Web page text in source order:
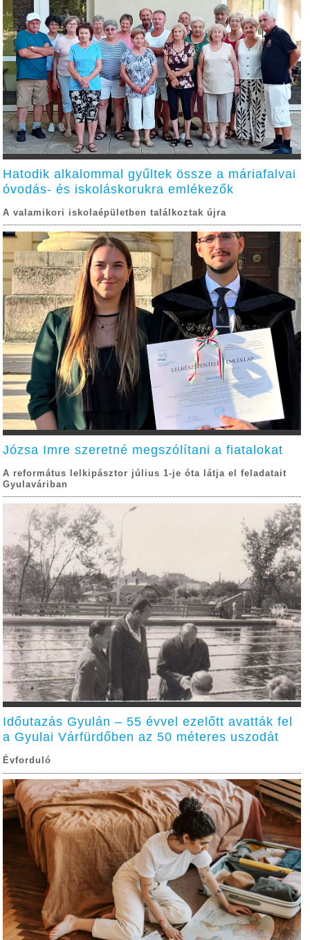
Hatodik alkalommal gyűltek össze a máriafalvai
óvodás- és iskoláskorukra emlékezők
A valamikori iskolaépületben találkoztak újra
Józsa Imre szeretné megszólítani a fiatalokat
A református lelkipásztor július 1-je óta látja el feladatait
Gyulaváriban
Időutazás Gyulán – 55 évvel ezelőtt avatták fel
a Gyulai Várfürdőben az 50 méteres uszodát
Évforduló